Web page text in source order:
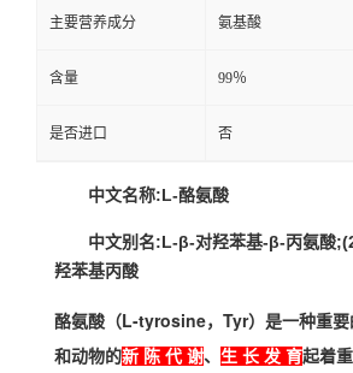
主要营养成分 氨基酸
含量 99％
是否进口 否
中文名称:L-酪氨酸
中文别名:L-β-对羟苯基-β-丙氨酸
羟苯基丙酸
酪氨酸（L-tyrosine，Tyr）是一种重要
和动物的新 陈 代 谢、 生 长 发 育起着